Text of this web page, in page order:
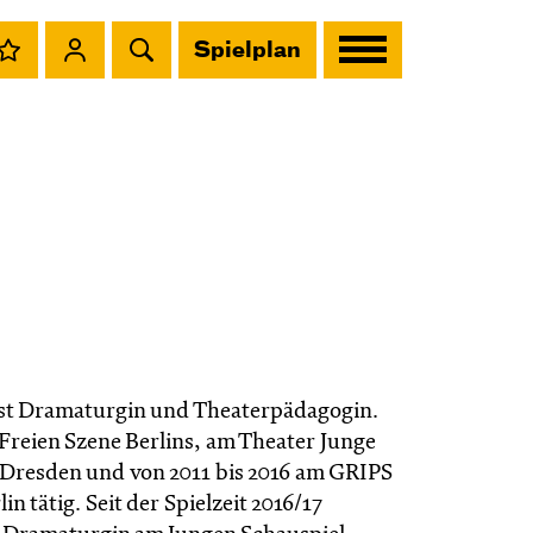
Spielplan
Dramaturgin und Theaterpädagogin.
Szene Berlins, am Theater Junge
und von 2011 bis 2016 am GRIPS
tätig. Seit der Spielzeit 2016/17